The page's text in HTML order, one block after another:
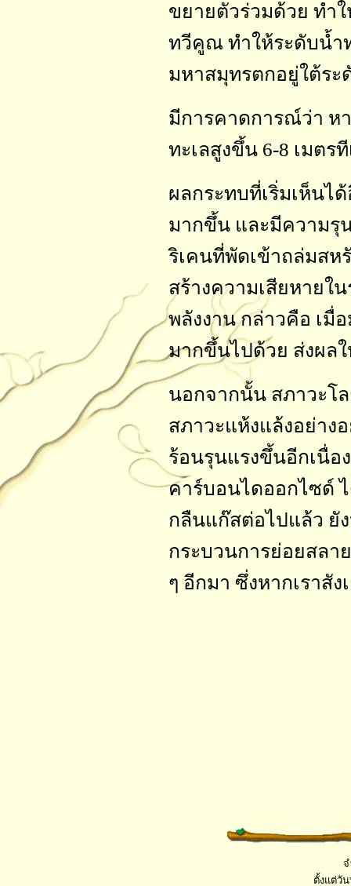
ขยายตัวร่วมด้วย ทำ
ทวีคูณ ทำให้ระดับน้ำ
มหาสมุทรตกอยู่ใต้ระ
มีการคาดการณ์ว่า ห
ทะเลสูงขึ้น 6-8 เมตร
ผลกระทบที่เริ่มเห็นไ
มากขึ้น และมีความรุ
ริเคนที่พัดเข้าถล่มสห
สร้างความเสียหายใ
พลังงาน กล่าวคือ เ
มากขึ้นไปด้วย ส่งผล
นอกจากนั้น สภาวะโ
สภาวะแห้งแล้งอย่าง
ร้อนรุนแรงขึ้นอีกเนื่
คาร์บอนไดออกไซด์
กลืนแก๊สต่อไปแล้ว ยั
กระบวนการย่อยสล
ๆ อีกมา ซึ่งหากเราสั
จ
ตั้งแต่วั